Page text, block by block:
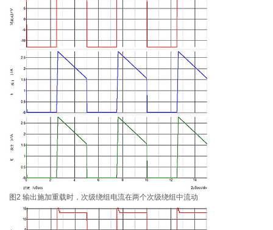
图2 输出施加重载时，次级绕组电流在两个次级绕组中流动